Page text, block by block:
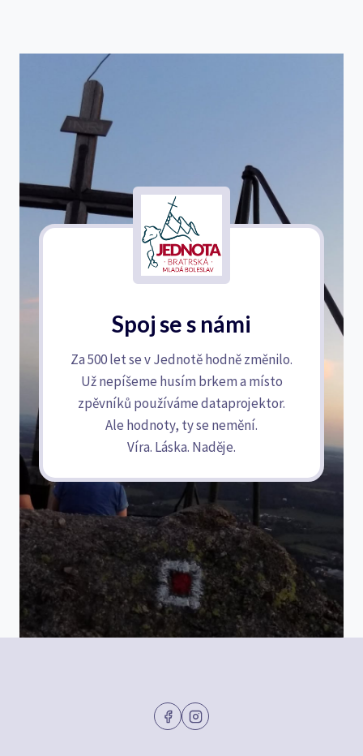
Spoj se s námi
Za 500 let se v Jednotě hodně změnilo.
Už nepíšeme husím brkem a místo
zpěvníků používáme dataprojektor.
Ale hodnoty, ty se nemění.
Víra. Láska. Naděje.